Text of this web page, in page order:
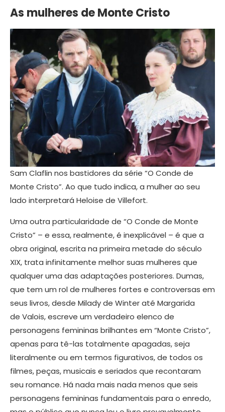
As mulheres de Monte Cristo
Sam Claflin nos bastidores da série “O Conde de
Monte Cristo”. Ao que tudo indica, a mulher ao seu
lado interpretará Heloise de Villefort.
Uma outra particularidade de “O Conde de Monte
Cristo” – e essa, realmente, é inexplicável – é que a
obra original, escrita na primeira metade do século
XIX, trata infinitamente melhor suas mulheres que
qualquer uma das adaptações posteriores. Dumas,
que tem um rol de mulheres fortes e controversas em
seus livros, desde Milady de Winter até Margarida
de Valois, escreve um verdadeiro elenco de
personagens femininas brilhantes em “Monte Cristo”,
apenas para tê-las totalmente apagadas, seja
literalmente ou em termos figurativos, de todos os
filmes, peças, musicais e seriados que recontaram
seu romance. Há nada mais nada menos que seis
personagens femininas fundamentais para o enredo,